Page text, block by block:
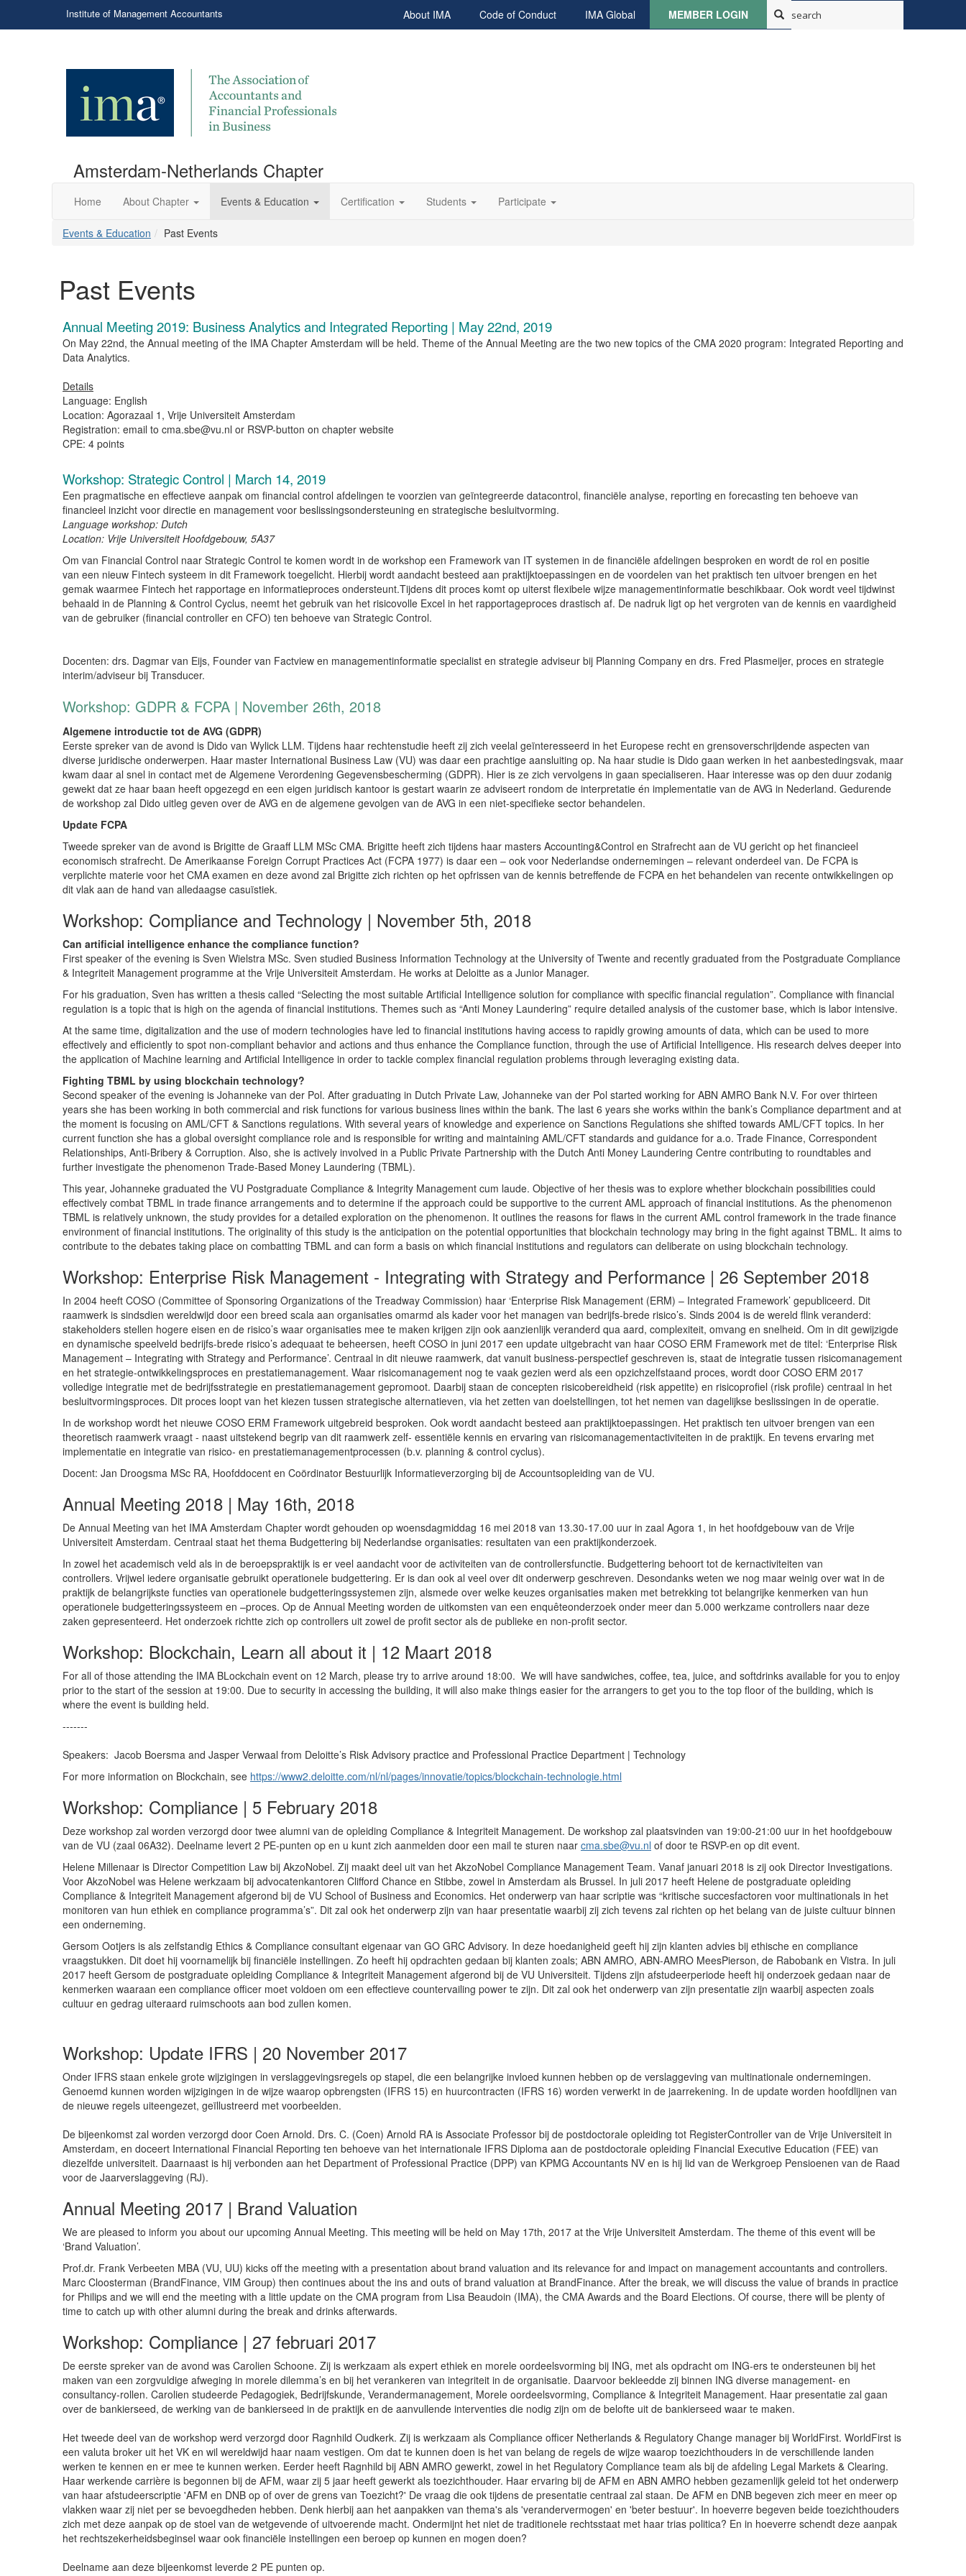
Institute of Management Accountants About IMA Code of Conduct IMA Global MEMBER LOGIN
Amsterdam-Netherlands Chapter
Home About Chapter Events & Education Certification Students Participate
Events & Education Past Events
Past Events
Annual Meeting 2019: Business Analytics and Integrated Reporting | May 22nd, 2019
On May 22nd, the Annual meeting of the IMA Chapter Amsterdam will be held. Theme of the Annual Meeting are the two new topics of the CMA 2020 program: Integrated Reporting and
Data Analytics.
Details
Language: English
Location: Agorazaal 1, Vrije Universiteit Amsterdam
Registration: email to cma.sbe@vu.nl or RSVP-button on chapter website
CPE: 4 points
Workshop: Strategic Control | March 14, 2019
Een pragmatische en effectieve aanpak om financial control afdelingen te voorzien van geïntegreerde datacontrol, financiële analyse, reporting en forecasting ten behoeve van
financieel inzicht voor directie en management voor beslissingsondersteuning en strategische besluitvorming.
Language workshop: Dutch
Location: Vrije Universiteit Hoofdgebouw, 5A37
Om van Financial Control naar Strategic Control te komen wordt in de workshop een Framework van IT systemen in de financiële afdelingen besproken en wordt de rol en positie
van een nieuw Fintech systeem in dit Framework toegelicht. Hierbij wordt aandacht besteed aan praktijktoepassingen en de voordelen van het praktisch ten uitvoer brengen en het
gemak waarmee Fintech het rapportage en informatieproces ondersteunt.Tijdens dit proces komt op uiterst flexibele wijze managementinformatie beschikbaar. Ook wordt veel tijdwinst
behaald in de Planning & Control Cyclus, neemt het gebruik van het risicovolle Excel in het rapportageproces drastisch af. De nadruk ligt op het vergroten van de kennis en vaardigheid
van de gebruiker (financial controller en CFO) ten behoeve van Strategic Control.
Docenten: drs. Dagmar van Eijs, Founder van Factview en managementinformatie specialist en strategie adviseur bij Planning Company en drs. Fred Plasmeijer, proces en strategie
interim/adviseur bij Transducer.
Workshop: GDPR & FCPA | November 26th, 2018
Algemene introductie tot de AVG (GDPR)
Eerste spreker van de avond is Dido van Wylick LLM. Tijdens haar rechtenstudie heeft zij zich veelal geïnteresseerd in het Europese recht en grensoverschrijdende aspecten van
diverse juridische onderwerpen. Haar master International Business Law (VU) was daar een prachtige aansluiting op. Na haar studie is Dido gaan werken in het aanbestedingsvak, maar
kwam daar al snel in contact met de Algemene Verordening Gegevensbescherming (GDPR). Hier is ze zich vervolgens in gaan specialiseren. Haar interesse was op den duur zodanig
gewekt dat ze haar baan heeft opgezegd en een eigen juridisch kantoor is gestart waarin ze adviseert rondom de interpretatie én implementatie van de AVG in Nederland. Gedurende
de workshop zal Dido uitleg geven over de AVG en de algemene gevolgen van de AVG in een niet-specifieke sector behandelen.
Update FCPA
Tweede spreker van de avond is Brigitte de Graaff LLM MSc CMA. Brigitte heeft zich tijdens haar masters Accounting&Control en Strafrecht aan de VU gericht op het financieel
economisch strafrecht. De Amerikaanse Foreign Corrupt Practices Act (FCPA 1977) is daar een – ook voor Nederlandse ondernemingen – relevant onderdeel van. De FCPA is
verplichte materie voor het CMA examen en deze avond zal Brigitte zich richten op het opfrissen van de kennis betreffende de FCPA en het behandelen van recente ontwikkelingen op
dit vlak aan de hand van alledaagse casuïstiek.
Workshop: Compliance and Technology | November 5th, 2018
Can artificial intelligence enhance the compliance function?
First speaker of the evening is Sven Wielstra MSc. Sven studied Business Information Technology at the University of Twente and recently graduated from the Postgraduate Compliance
& Integriteit Management programme at the Vrije Universiteit Amsterdam. He works at Deloitte as a Junior Manager.
For his graduation, Sven has written a thesis called “Selecting the most suitable Artificial Intelligence solution for compliance with specific financial regulation”. Compliance with financial
regulation is a topic that is high on the agenda of financial institutions. Themes such as “Anti Money Laundering” require detailed analysis of the customer base, which is labor intensive.
At the same time, digitalization and the use of modern technologies have led to financial institutions having access to rapidly growing amounts of data, which can be used to more
effectively and efficiently to spot non-compliant behavior and actions and thus enhance the Compliance function, through the use of Artificial Intelligence. His research delves deeper into
the application of Machine learning and Artificial Intelligence in order to tackle complex financial regulation problems through leveraging existing data.
Fighting TBML by using blockchain technology?
Second speaker of the evening is Johanneke van der Pol. After graduating in Dutch Private Law, Johanneke van der Pol started working for ABN AMRO Bank N.V. For over thirteen
years she has been working in both commercial and risk functions for various business lines within the bank. The last 6 years she works within the bank’s Compliance department and at
the moment is focusing on AML/CFT & Sanctions regulations. With several years of knowledge and experience on Sanctions Regulations she shifted towards AML/CFT topics. In her
current function she has a global oversight compliance role and is responsible for writing and maintaining AML/CFT standards and guidance for a.o. Trade Finance, Correspondent
Relationships, Anti-Bribery & Corruption. Also, she is actively involved in a Public Private Partnership with the Dutch Anti Money Laundering Centre contributing to roundtables and
further investigate the phenomenon Trade-Based Money Laundering (TBML).
This year, Johanneke graduated the VU Postgraduate Compliance & Integrity Management cum laude. Objective of her thesis was to explore whether blockchain possibilities could
effectively combat TBML in trade finance arrangements and to determine if the approach could be supportive to the current AML approach of financial institutions. As the phenomenon
TBML is relatively unknown, the study provides for a detailed exploration on the phenomenon. It outlines the reasons for flaws in the current AML control framework in the trade finance
environment of financial institutions. The originality of this study is the anticipation on the potential opportunities that blockchain technology may bring in the fight against TBML. It aims to
contribute to the debates taking place on combatting TBML and can form a basis on which financial institutions and regulators can deliberate on using blockchain technology.
Workshop: Enterprise Risk Management - Integrating with Strategy and Performance | 26 September 2018
In 2004 heeft COSO (Committee of Sponsoring Organizations of the Treadway Commission) haar ‘Enterprise Risk Management (ERM) – Integrated Framework’ gepubliceerd. Dit
raamwerk is sindsdien wereldwijd door een breed scala aan organisaties omarmd als kader voor het managen van bedrijfs-brede risico’s. Sinds 2004 is de wereld flink veranderd:
stakeholders stellen hogere eisen en de risico’s waar organisaties mee te maken krijgen zijn ook aanzienlijk veranderd qua aard, complexiteit, omvang en snelheid. Om in dit gewijzigde
en dynamische speelveld bedrijfs-brede risico’s adequaat te beheersen, heeft COSO in juni 2017 een update uitgebracht van haar COSO ERM Framework met de titel: ‘Enterprise Risk
Management – Integrating with Strategy and Performance’. Centraal in dit nieuwe raamwerk, dat vanuit business-perspectief geschreven is, staat de integratie tussen risicomanagement
en het strategie-ontwikkelingsproces en prestatiemanagement. Waar risicomanagement nog te vaak gezien werd als een opzichzelfstaand proces, wordt door COSO ERM 2017
volledige integratie met de bedrijfsstrategie en prestatiemanagement gepromoot. Daarbij staan de concepten risicobereidheid (risk appetite) en risicoprofiel (risk profile) centraal in het
besluitvormingsproces. Dit proces loopt van het kiezen tussen strategische alternatieven, via het zetten van doelstellingen, tot het nemen van dagelijkse beslissingen in de operatie.
In de workshop wordt het nieuwe COSO ERM Framework uitgebreid besproken. Ook wordt aandacht besteed aan praktijktoepassingen. Het praktisch ten uitvoer brengen van een
theoretisch raamwerk vraagt - naast uitstekend begrip van dit raamwerk zelf- essentiële kennis en ervaring van risicomanagementactiviteiten in de praktijk. En tevens ervaring met
implementatie en integratie van risico- en prestatiemanagementprocessen (b.v. planning & control cyclus).
Docent: Jan Droogsma MSc RA, Hoofddocent en Coördinator Bestuurlijk Informatieverzorging bij de Accountsopleiding van de VU.
Annual Meeting 2018 | May 16th, 2018
De Annual Meeting van het IMA Amsterdam Chapter wordt gehouden op woensdagmiddag 16 mei 2018 van 13.30-17.00 uur in zaal Agora 1, in het hoofdgebouw van de Vrije
Universiteit Amsterdam. Centraal staat het thema Budgettering bij Nederlandse organisaties: resultaten van een praktijkonderzoek.
In zowel het academisch veld als in de beroepspraktijk is er veel aandacht voor de activiteiten van de controllersfunctie. Budgettering behoort tot de kernactiviteiten van
controllers. Vrijwel iedere organisatie gebruikt operationele budgettering. Er is dan ook al veel over dit onderwerp geschreven. Desondanks weten we nog maar weinig over wat in de
praktijk de belangrijkste functies van operationele budgetteringssystemen zijn, alsmede over welke keuzes organisaties maken met betrekking tot belangrijke kenmerken van hun
operationele budgetteringssysteem en –proces. Op de Annual Meeting worden de uitkomsten van een enquêteonderzoek onder meer dan 5.000 werkzame controllers naar deze
zaken gepresenteerd. Het onderzoek richtte zich op controllers uit zowel de profit sector als de publieke en non-profit sector.
Workshop: Blockchain, Learn all about it | 12 Maart 2018
For all of those attending the IMA BLockchain event on 12 March, please try to arrive around 18:00. We will have sandwiches, coffee, tea, juice, and softdrinks available for you to enjoy
prior to the start of the session at 19:00. Due to security in accessing the building, it will also make things easier for the arrangers to get you to the top floor of the building, which is
where the event is building held.
-------
Speakers: Jacob Boersma and Jasper Verwaal from Deloitte’s Risk Advisory practice and Professional Practice Department | Technology
For more information on Blockchain, see https://www2.deloitte.com/nl/nl/pages/innovatie/topics/blockchain-technologie.html
Workshop: Compliance | 5 February 2018
Deze workshop zal worden verzorgd door twee alumni van de opleiding Compliance & Integriteit Management. De workshop zal plaatsvinden van 19:00-21:00 uur in het hoofdgebouw
van de VU (zaal 06A32). Deelname levert 2 PE-punten op en u kunt zich aanmelden door een mail te sturen naar cma.sbe@vu.nl of door te RSVP-en op dit event.
Helene Millenaar is Director Competition Law bij AkzoNobel. Zij maakt deel uit van het AkzoNobel Compliance Management Team. Vanaf januari 2018 is zij ook Director Investigations.
Voor AkzoNobel was Helene werkzaam bij advocatenkantoren Clifford Chance en Stibbe, zowel in Amsterdam als Brussel. In juli 2017 heeft Helene de postgraduate opleiding
Compliance & Integriteit Management afgerond bij de VU School of Business and Economics. Het onderwerp van haar scriptie was “kritische succesfactoren voor multinationals in het
monitoren van hun ethiek en compliance programma’s”. Dit zal ook het onderwerp zijn van haar presentatie waarbij zij zich tevens zal richten op het belang van de juiste cultuur binnen
een onderneming.
Gersom Ootjers is als zelfstandig Ethics & Compliance consultant eigenaar van GO GRC Advisory. In deze hoedanigheid geeft hij zijn klanten advies bij ethische en compliance
vraagstukken. Dit doet hij voornamelijk bij financiële instellingen. Zo heeft hij opdrachten gedaan bij klanten zoals; ABN AMRO, ABN-AMRO MeesPierson, de Rabobank en Vistra. In juli
2017 heeft Gersom de postgraduate opleiding Compliance & Integriteit Management afgerond bij de VU Universiteit. Tijdens zijn afstudeerperiode heeft hij onderzoek gedaan naar de
kenmerken waaraan een compliance officer moet voldoen om een effectieve countervailing power te zijn. Dit zal ook het onderwerp van zijn presentatie zijn waarbij aspecten zoals
cultuur en gedrag uiteraard ruimschoots aan bod zullen komen.
Workshop: Update IFRS | 20 November 2017
Onder IFRS staan enkele grote wijzigingen in verslaggevingsregels op stapel, die een belangrijke invloed kunnen hebben op de verslaggeving van multinationale ondernemingen.
Genoemd kunnen worden wijzigingen in de wijze waarop opbrengsten (IFRS 15) en huurcontracten (IFRS 16) worden verwerkt in de jaarrekening. In de update worden hoofdlijnen van
de nieuwe regels uiteengezet, geïllustreerd met voorbeelden.
De bijeenkomst zal worden verzorgd door Coen Arnold. Drs. C. (Coen) Arnold RA is Associate Professor bij de postdoctorale opleiding tot RegisterController van de Vrije Universiteit in
Amsterdam, en doceert International Financial Reporting ten behoeve van het internationale IFRS Diploma aan de postdoctorale opleiding Financial Executive Education (FEE) van
diezelfde universiteit. Daarnaast is hij verbonden aan het Department of Professional Practice (DPP) van KPMG Accountants NV en is hij lid van de Werkgroep Pensioenen van de Raad
voor de Jaarverslaggeving (RJ).
Annual Meeting 2017 | Brand Valuation
We are pleased to inform you about our upcoming Annual Meeting. This meeting will be held on May 17th, 2017 at the Vrije Universiteit Amsterdam. The theme of this event will be
‘Brand Valuation’.
Prof.dr. Frank Verbeeten MBA (VU, UU) kicks off the meeting with a presentation about brand valuation and its relevance for and impact on management accountants and controllers.
Marc Cloosterman (BrandFinance, VIM Group) then continues about the ins and outs of brand valuation at BrandFinance. After the break, we will discuss the value of brands in practice
for Philips and we will end the meeting with a little update on the CMA program from Lisa Beaudoin (IMA), the CMA Awards and the Board Elections. Of course, there will be plenty of
time to catch up with other alumni during the break and drinks afterwards.
Workshop: Compliance | 27 februari 2017
De eerste spreker van de avond was Carolien Schoone. Zij is werkzaam als expert ethiek en morele oordeelsvorming bij ING, met als opdracht om ING-ers te ondersteunen bij het
maken van een zorgvuldige afweging in morele dilemma’s en bij het verankeren van integriteit in de organisatie. Daarvoor bekleedde zij binnen ING diverse management- en
consultancy-rollen. Carolien studeerde Pedagogiek, Bedrijfskunde, Verandermanagement, Morele oordeelsvorming, Compliance & Integriteit Management. Haar presentatie zal gaan
over de bankierseed, de werking van de bankierseed in de praktijk en de aanvullende interventies die nodig zijn om de belofte uit de bankierseed waar te maken.
Het tweede deel van de workshop werd verzorgd door Ragnhild Oudkerk. Zij is werkzaam als Compliance officer Netherlands & Regulatory Change manager bij WorldFirst. WorldFirst is
een valuta broker uit het VK en wil wereldwijd haar naam vestigen. Om dat te kunnen doen is het van belang de regels de wijze waarop toezichthouders in de verschillende landen
werken te kennen en er mee te kunnen werken. Eerder heeft Ragnhild bij ABN AMRO gewerkt, zowel in het Regulatory Compliance team als bij de afdeling Legal Markets & Clearing.
Haar werkende carrière is begonnen bij de AFM, waar zij 5 jaar heeft gewerkt als toezichthouder. Haar ervaring bij de AFM en ABN AMRO hebben gezamenlijk geleid tot het onderwerp
van haar afstudeerscriptie 'AFM en DNB op of over de grens van Toezicht?' De vraag die ook tijdens de presentatie centraal zal staan. De AFM en DNB begeven zich meer en meer op
vlakken waar zij niet per se bevoegdheden hebben. Denk hierbij aan het aanpakken van thema's als 'verandervermogen' en 'beter bestuur'. In hoeverre begeven beide toezichthouders
zich met deze aanpak op de stoel van de wetgevende of uitvoerende macht. Ondermijnt het niet de traditionele rechtsstaat met haar trias politica? En in hoeverre schendt deze aanpak
het rechtszekerheidsbeginsel waar ook financiële instellingen een beroep op kunnen en mogen doen?
Deelname aan deze bijeenkomst leverde 2 PE punten op.